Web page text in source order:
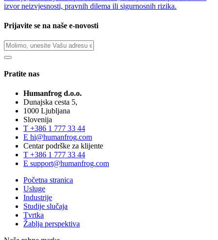
izvor neizvjesnosti, pravnih dilema ili sigurnosnih rizika.
Prijavite se na naše e-novosti
Pratite nas
Humanfrog d.o.o.
Dunajska cesta 5,
1000 Ljubljana
Slovenija
T +386 1 777 33 44
E hi@humanfrog.com
Centar podrške za klijente
T +386 1 777 33 44
E support@humanfrog.com
Početna stranica
Usluge
Industrije
Studije slučaja
Tvrtka
Žablja perspektiva